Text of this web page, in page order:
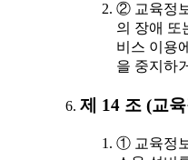
② 교육정
의 장애 또
비스 이용
을 중지하
제 14 조 (교
① 교육정